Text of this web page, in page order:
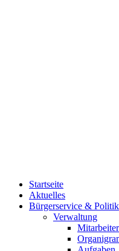
Startseite
Aktuelles
Bürgerservice & Politik
Verwaltung